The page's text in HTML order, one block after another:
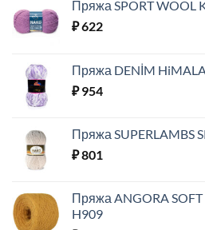
Пряжа SPORT WOOL
₽622
Пряжа DENİM
₽954
Пряжа SUPERLAMBS
₽801
Пряжа ANGORA SOFT
H909